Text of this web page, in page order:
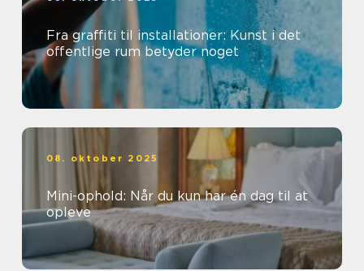
Fra graffiti til installationer: Kunst i det
offentlige rum betyder noget
08. oktober 2025
Mini-ophold: Når du kun har én dag til at
opleve